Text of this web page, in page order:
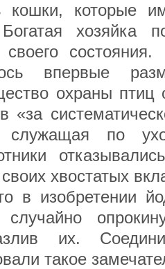
кошки, которые
хозяйка
своего
впервые
охраны
«за
служащая по
хвостатых
в изобретении
случайно
их.
такое